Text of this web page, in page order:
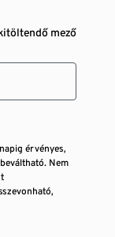
mező
érvényes,
Nem